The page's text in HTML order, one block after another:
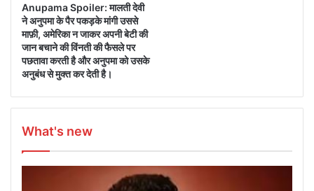
Anupama Spoiler: मालती देवी
ने अनुपमा के पैर पकड़के मांगी उससे
माफ़ी, अमेरिका न जाकर अपनी बेटी की
जान बचाने की विंनती की फैसले पर
पछतावा करती है और अनुपमा को उसके
अनुबंध से मुक्त कर देती है।
What's new